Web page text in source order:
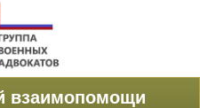
взаимопомощи